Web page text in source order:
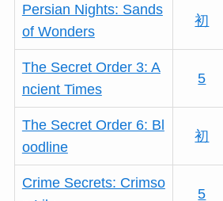
Persian Nights: Sands
of Wonders
初
The Secret Order 3: A
ncient Times
5
The Secret Order 6: Bl
oodline
初
Crime Secrets: Crimso
5